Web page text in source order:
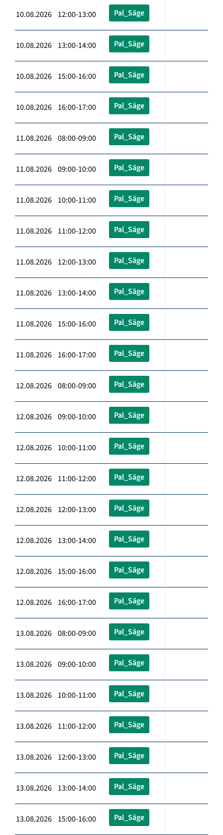
10.08.2026 12:00-13:00 Pal_Säge
10.08.2026 13:00-14:00 Pal_Säge
10.08.2026 15:00-16:00 Pal_Säge
10.08.2026 16:00-17:00 Pal_Säge
11.08.2026 08:00-09:00 Pal_Säge
11.08.2026 09:00-10:00 Pal_Säge
11.08.2026 10:00-11:00 Pal_Säge
11.08.2026 11:00-12:00 Pal_Säge
11.08.2026 12:00-13:00 Pal_Säge
11.08.2026 13:00-14:00 Pal_Säge
11.08.2026 15:00-16:00 Pal_Säge
11.08.2026 16:00-17:00 Pal_Säge
12.08.2026 08:00-09:00 Pal_Säge
12.08.2026 09:00-10:00 Pal_Säge
12.08.2026 10:00-11:00 Pal_Säge
12.08.2026 11:00-12:00 Pal_Säge
12.08.2026 12:00-13:00 Pal_Säge
12.08.2026 13:00-14:00 Pal_Säge
12.08.2026 15:00-16:00 Pal_Säge
12.08.2026 16:00-17:00 Pal_Säge
13.08.2026 08:00-09:00 Pal_Säge
13.08.2026 09:00-10:00 Pal_Säge
13.08.2026 10:00-11:00 Pal_Säge
13.08.2026 11:00-12:00 Pal_Säge
13.08.2026 12:00-13:00 Pal_Säge
13.08.2026 13:00-14:00 Pal_Säge
13.08.2026 15:00-16:00 Pal_Säge